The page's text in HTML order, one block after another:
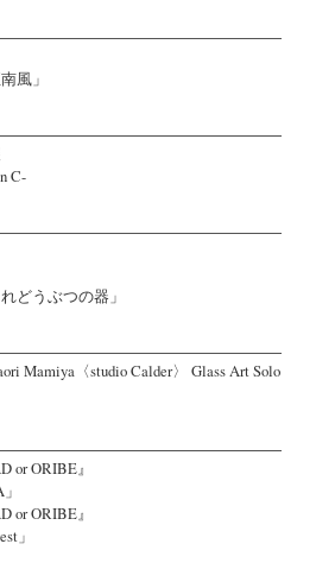
風」
C-
どうぶつの器」
Mamiya〈studio Calder〉 Glass Art Solo
or ORIBE』
or ORIBE』
」